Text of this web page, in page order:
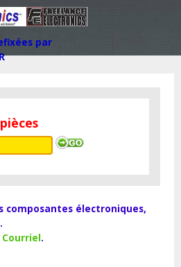
par
composantes électroniques,
Courriel.